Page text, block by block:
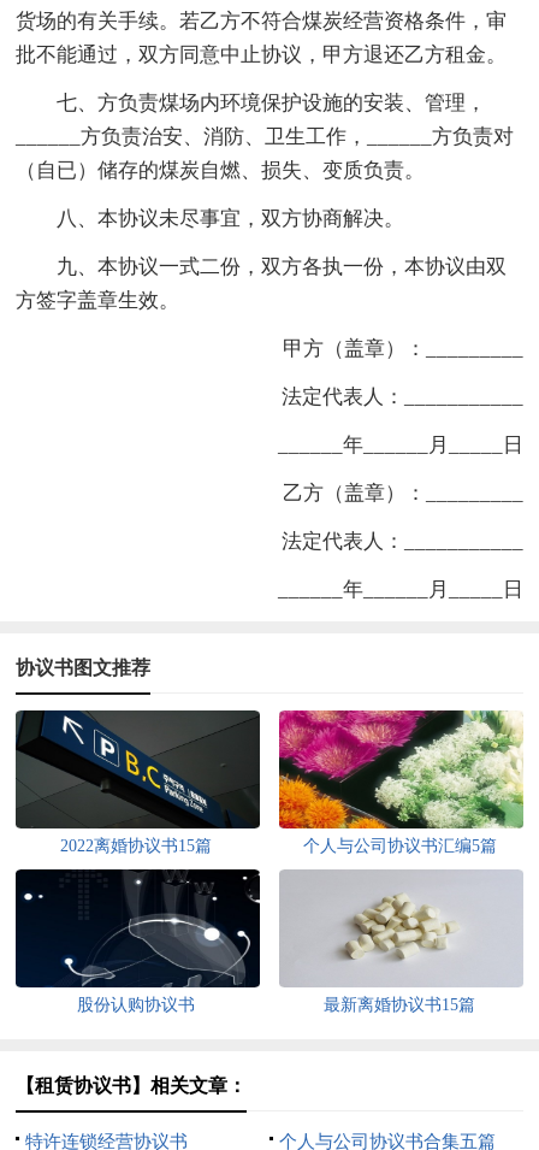
货场的有关手续。若乙方不符合煤炭经营资格条件，审
批不能通过，双方同意中止协议，甲方退还乙方租金。
七、方负责煤场内环境保护设施的安装、管理，
______方负责治安、消防、卫生工作，______方负责对
（自已）储存的煤炭自燃、损失、变质负责。
八、本协议未尽事宜，双方协商解决。
九、本协议一式二份，双方各执一份，本协议由双
方签字盖章生效。
甲方（盖章）：_________
法定代表人：___________
______年______月_____日
乙方（盖章）：_________
法定代表人：___________
______年______月_____日
协议书图文推荐
2022离婚协议书15篇 个人与公司协议书汇编5篇
股份认购协议书 最新离婚协议书15篇
【租赁协议书】相关文章：
特许连锁经营协议书 个人与公司协议书合集五篇